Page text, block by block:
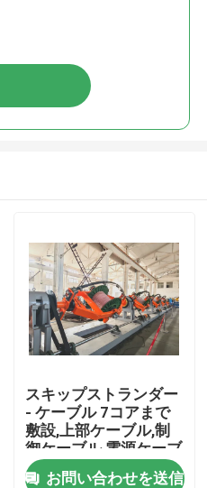
スキップストランダー
- ケーブル 7コアまで
敷設,上部ケーブル,制
御ケーブル,電源ケーブ
ル
お問い合わせを送信